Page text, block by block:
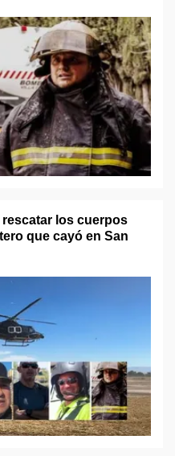
los cuerpos
que cayó en San